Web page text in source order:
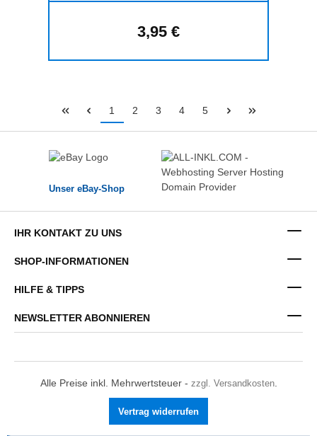
Regulärer Preis:
3,95 €
Seite
1 Seite
2 Seite
3 Seite
4 Seite
5
Unser eBay-Shop
IHR KONTAKT ZU UNS
SHOP-INFORMATIONEN
HILFE & TIPPS
NEWSLETTER ABONNIEREN
Alle Preise inkl. Mehrwertsteuer - zzgl. Versandkosten.
Vertrag widerrufen